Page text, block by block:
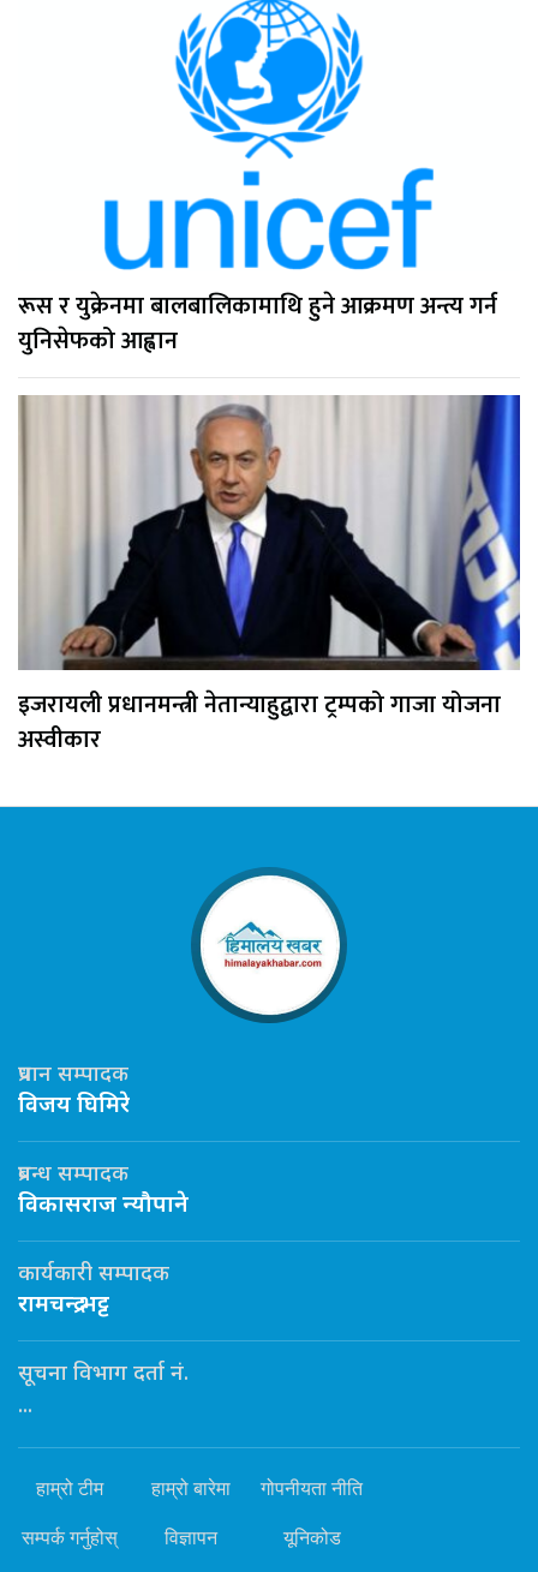
रूस र युक्रेनमा बालबालिकामाथि हुने आक्रमण अन्त्य गर्न
युनिसेफको आह्वान
इजरायली प्रधानमन्त्री नेतान्याहुद्वारा ट्रम्पको गाजा योजना
अस्वीकार
प्रधान सम्पादक
विजय घिमिरे
प्रबन्ध सम्पादक
विकासराज न्यौपाने
कार्यकारी सम्पादक
रामचन्द्र भट्ट
सूचना विभाग दर्ता नं.
...
हाम्रो टीम हाम्रो बारेमा गोपनीयता नीति
सम्पर्क गर्नुहोस् विज्ञापन यूनिकोड